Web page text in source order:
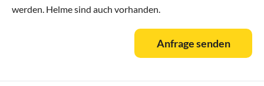
werden. Helme sind auch vorhanden.
Anfrage senden